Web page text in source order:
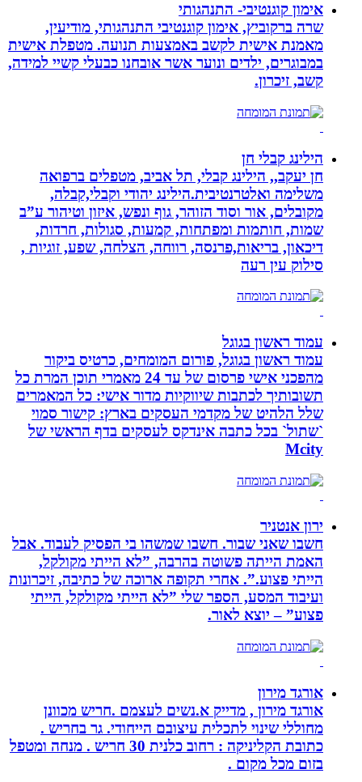
אימון קוגנטיבי- התנהגותי
שרה ברקוביץ, אימון קוגנטיבי התנהגותי, מודיעין,
מאמנת אישית לקשב באמצעות תנועה. מטפלת אישית
במבוגרים, ילדים ונוער אשר אובחנו כבעלי קשיי למידה,
קשב, זיכרון.
הילינג קבלי חן
חן יעקב,, הילינג קבלי, תל אביב, מטפלים ברפואה
משלימה ואלטרנטיבית.הילינג יהודי וקבלי,קבלה,
מקובלים, אור וסוד הזוהר, גוף ונפש, איזון וטיהור ע”ב
שמות, חותמות ומפתחות, קמעות, סגולות, חרדות,
דיכאון, בריאות,פרנסה, רווחה, הצלחה, שפע, זוגיות ,
סילוק עין רעה
עמוד ראשון בגוגל
עמוד ראשון בגוגל, פורום המומחים, כרטיס ביקור
מהפכני אישי פרסום של עד 24 מאמרי תוכן המרת כל
תשובותיך לכתבות שיווקיות מדור אישי: כל המאמרים
שלל הלהיט של מקדמי העסקים בארץ: קישור סמוי
`שתול` בכל כתבה אינדקס לעסקים בדף הראשי של
Mcity
ירון אנטניר
חשבו שאני שבור. חשבו שמשהו בי הפסיק לעבוד. אבל
האמת הייתה פשוטה בהרבה, ”לא הייתי מקולקל,
הייתי פצוע.”. אחרי תקופה ארוכה של כתיבה, זיכרונות
ועיבוד המסע, הספר שלי ”לא הייתי מקולקל, הייתי
פצוע” – יוצא לאור.
אורגד מירון
אורגד מירון , מדייק א.נשים לעצמם .חריש מכוונן
מחוללי שינוי לתכלית עיצובם הייחודי. גר בחריש .
כתובת הקליניקה : רחוב כלנית 30 חריש . מנחה ומטפל
בזום מכל מקום .